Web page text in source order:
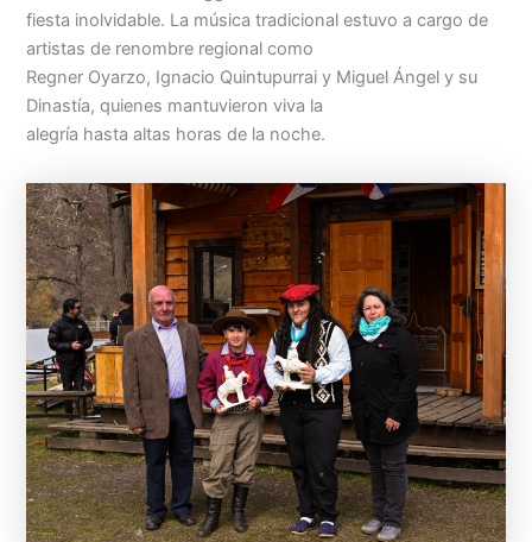
fiesta inolvidable. La música tradicional estuvo a cargo de
artistas de renombre regional como
Regner Oyarzo, Ignacio Quintupurrai y Miguel Ángel y su
Dinastía, quienes mantuvieron viva la
alegría hasta altas horas de la noche.